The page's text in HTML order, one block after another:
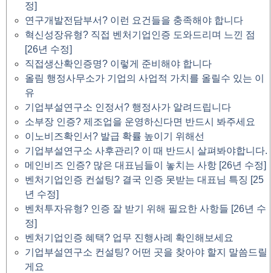
정]
연구개발전담부서? 이런 요건들을 충족해야 합니다
혁신성장유형? 직접 벤처기업인증 도와드리며 느낀 점
[26년 수정]
직접생산확인증명? 이렇게 준비해야 합니다
올림 행정사무소가 기업의 사업적 가치를 올릴수 있는 이
유
기업부설연구소 인정서? 행정사가 알려드립니다
소부장 인증? 제조업을 운영하신다면 반드시 봐주세요
이노비즈확인서? 발급 확률 높이기 위해선
기업부설연구소 사후관리? 이 때 반드시 살펴봐야합니다.
메인비즈 인증? 많은 대표님들이 놓치는 사항 [26년 수정]
벤처기업인증 컨설팅? 결국 인증 못받는 대표님 특징 [25
년 수정]
벤처투자유형? 인증 잘 받기 위해 필요한 사항들 [26년 수
정]
벤처기업인증 혜택? 업무 진행사례 확인해보세요
기업부설연구소 컨설팅? 어떤 곳을 찾아야 할지 말씀드릴
게요